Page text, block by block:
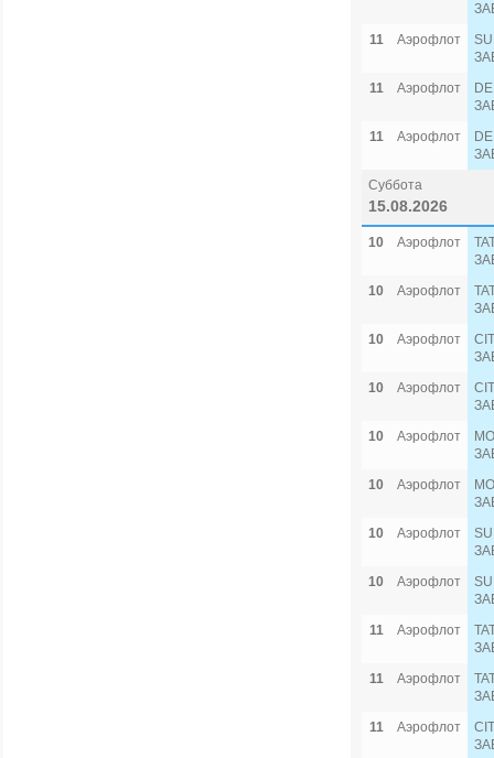
11
Аэрофлот
11
Аэрофлот
11
Аэрофлот
Суббота
15.08.2026
10 Аэрофлот
10
Аэрофлот
10
Аэрофлот
10
Аэрофлот
10
Аэрофлот
10
Аэрофлот
10
Аэрофлот
10
Аэрофлот
11
Аэрофлот
11
Аэрофлот
11
Аэрофлот